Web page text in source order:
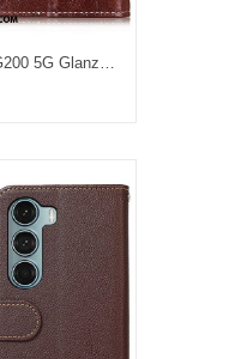
Folio-hoesje voor Moto G200 5G Glanzende En Zichtbare Naden